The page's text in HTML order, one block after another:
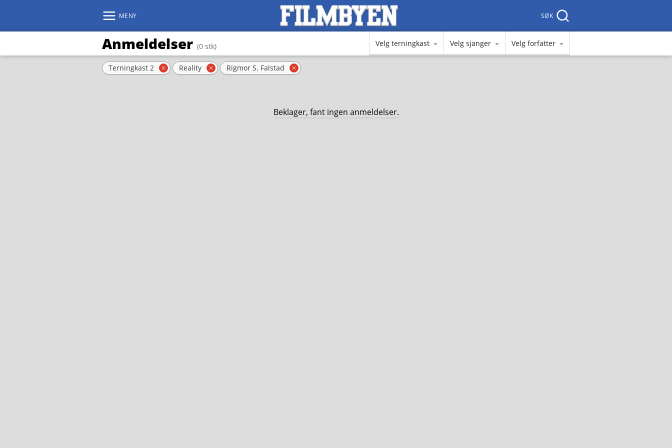
MENY SØK
Anmeldelser (0 stk) Velg terningkast Velg sjanger Velg forfatter
Aktive filter
Terningkast 2 Fjern filter
Reality Fjern filter
Rigmor S. Falstad Fjern filter
Beklager, fant ingen anmeldelser.